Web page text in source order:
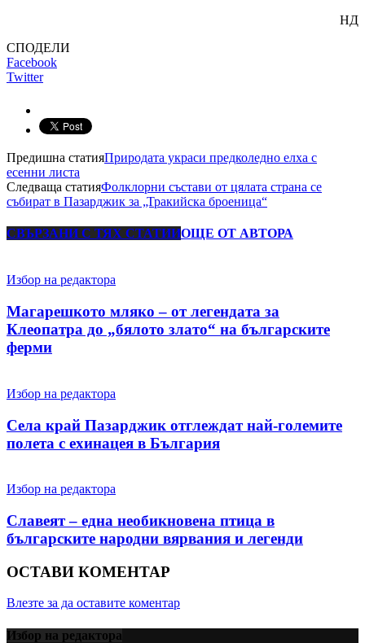
НД
СПОДЕЛИ
Facebook
Twitter
Предишна статияПриродата украси предколедно елха с
есенни листа
Следваща статияФолклорни състави от цялата страна се
събират в Пазарджик за „Тракийска броеница“
СВЪРЗАНИ С ТЯХ СТАТИИОЩЕ ОТ АВТОРА
Избор на редактора
Магарешкото мляко – от легендата за
Клеопатра до „бялото злато“ на българските
ферми
Избор на редактора
Села край Пазарджик отглеждат най-големите
полета с ехинацея в България
Избор на редактора
Славеят – една необикновена птица в
българските народни вярвания и легенди
ОСТАВИ КОМЕНТАР
Влезте за да оставите коментар
Избор на редактора